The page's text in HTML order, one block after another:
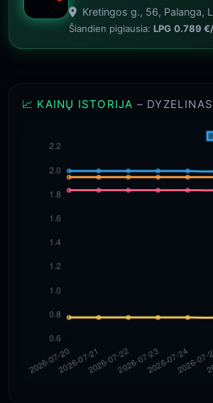
Kretingos g., 56, Palanga,
Šiandien pigiausia: LPG 0.789
📈 KAINŲ ISTORIJA –